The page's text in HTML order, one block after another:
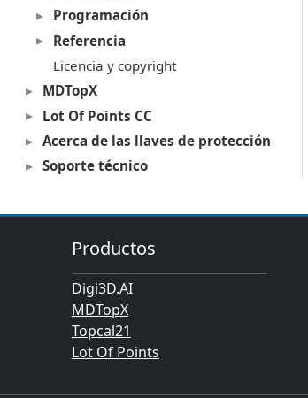
Programación
Referencia
Licencia y copyright
MDTopX
Lot Of Points CC
Acerca de las llaves de protección
Soporte técnico
Productos
Digi3D.AI
MDTopX
Topcal21
Lot Of Points